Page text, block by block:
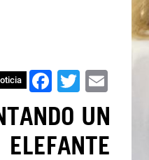
Facebook
Twitter
UN
ELEFANTE